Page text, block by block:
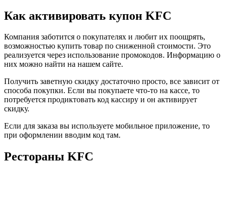
Как активировать купон KFC
Компания заботится о покупателях и любит их поощрять,
возможностью купить товар по сниженной стоимости. Это
реализуется через использование промокодов. Информацию о
них можно найти на нашем сайте.
Получить заветную скидку достаточно просто, все зависит от
способа покупки. Если вы покупаете что-то на кассе, то
потребуется продиктовать код кассиру и он активирует
скидку.
Если для заказа вы используете мобильное приложение, то
при оформлении вводим код там.
Рестораны KFC